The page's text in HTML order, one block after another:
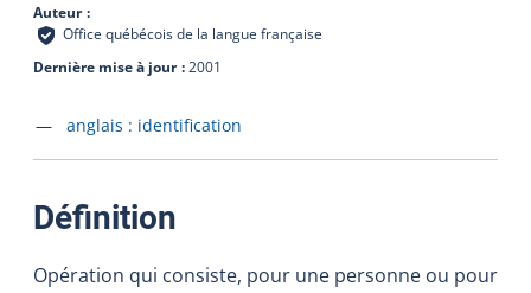
Auteur
Office québécois de la langue française
Dernière mise à jour 2001
Accéder à la fiche en
anglais : identification
Définition
Opération qui consiste, pour une personne ou pour